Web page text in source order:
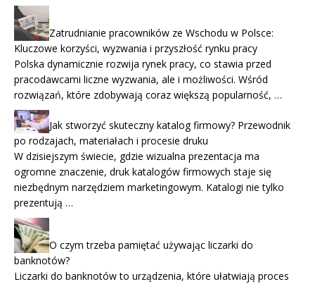
Zatrudnianie pracowników ze Wschodu w Polsce:
Kluczowe korzyści, wyzwania i przyszłość rynku pracy
Polska dynamicznie rozwija rynek pracy, co stawia przed
pracodawcami liczne wyzwania, ale i możliwości. Wśród
rozwiązań, które zdobywają coraz większą popularność, …
Jak stworzyć skuteczny katalog firmowy? Przewodnik
po rodzajach, materiałach i procesie druku
W dzisiejszym świecie, gdzie wizualna prezentacja ma
ogromne znaczenie, druk katalogów firmowych staje się
niezbędnym narzędziem marketingowym. Katalogi nie tylko
prezentują …
O czym trzeba pamiętać używając liczarki do
banknotów?
Liczarki do banknotów to urządzenia, które ułatwiają proces